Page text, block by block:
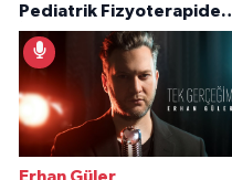
Pediatrik Fizyoterapiden
İlham Veren Hikâyeler